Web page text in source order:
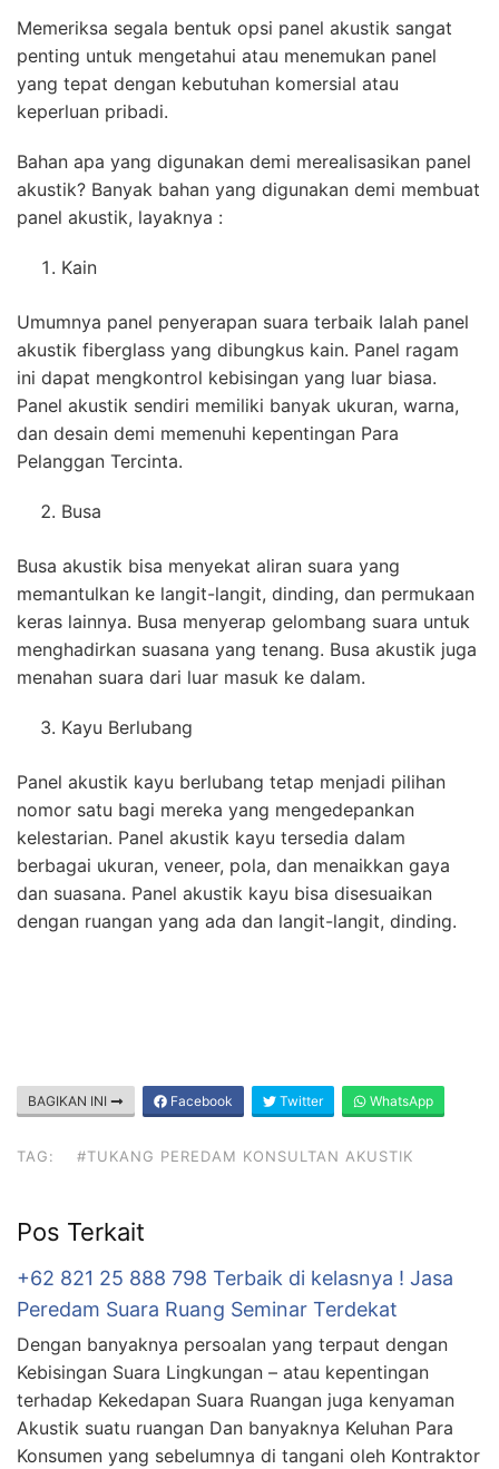
Memeriksa segala bentuk opsi panel akustik sangat
penting untuk mengetahui atau menemukan panel
yang tepat dengan kebutuhan komersial atau
keperluan pribadi.
Bahan apa yang digunakan demi merealisasikan panel
akustik? Banyak bahan yang digunakan demi membuat
panel akustik, layaknya :
Kain
Umumnya panel penyerapan suara terbaik Ialah panel
akustik fiberglass yang dibungkus kain. Panel ragam
ini dapat mengkontrol kebisingan yang luar biasa.
Panel akustik sendiri memiliki banyak ukuran, warna,
dan desain demi memenuhi kepentingan Para
Pelanggan Tercinta.
Busa
Busa akustik bisa menyekat aliran suara yang
memantulkan ke langit-langit, dinding, dan permukaan
keras lainnya. Busa menyerap gelombang suara untuk
menghadirkan suasana yang tenang. Busa akustik juga
menahan suara dari luar masuk ke dalam.
Kayu Berlubang
Panel akustik kayu berlubang tetap menjadi pilihan
nomor satu bagi mereka yang mengedepankan
kelestarian. Panel akustik kayu tersedia dalam
berbagai ukuran, veneer, pola, dan menaikkan gaya
dan suasana. Panel akustik kayu bisa disesuaikan
dengan ruangan yang ada dan langit-langit, dinding.
BAGIKAN INI Facebook Twitter WhatsApp
TAG: #TUKANG PEREDAM KONSULTAN AKUSTIK
Pos Terkait
+62 821 25 888 798 Terbaik di kelasnya ! Jasa
Peredam Suara Ruang Seminar Terdekat
Dengan banyaknya persoalan yang terpaut dengan
Kebisingan Suara Lingkungan – atau kepentingan
terhadap Kekedapan Suara Ruangan juga kenyaman
Akustik suatu ruangan Dan banyaknya Keluhan Para
Konsumen yang sebelumnya di tangani oleh Kontraktor